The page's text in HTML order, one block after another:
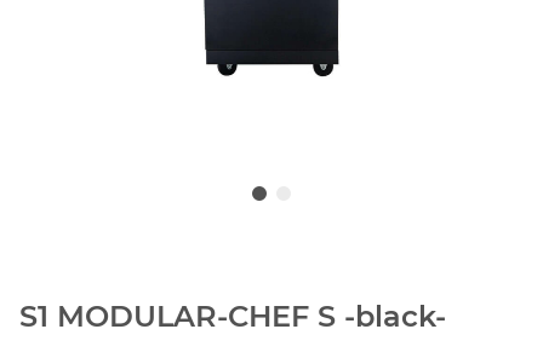
S1 MODULAR-CHEF S -black-